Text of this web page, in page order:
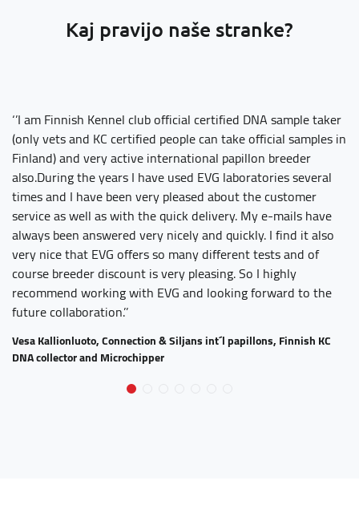
Kaj pravijo naše stranke?
‘’I am Finnish Kennel club official certified DNA sample taker
(only vets and KC certified people can take official samples in
Finland) and very active international papillon breeder
also.During the years I have used EVG laboratories several
times and I have been very pleased about the customer
service as well as with the quick delivery. My e-mails have
always been answered very nicely and quickly. I find it also
very nice that EVG offers so many different tests and of
course breeder discount is very pleasing. So I highly
recommend working with EVG and looking forward to the
future collaboration.’’
Vesa Kallionluoto, Connection & Siljans int´l papillons, Finnish KC
DNA collector and Microchipper